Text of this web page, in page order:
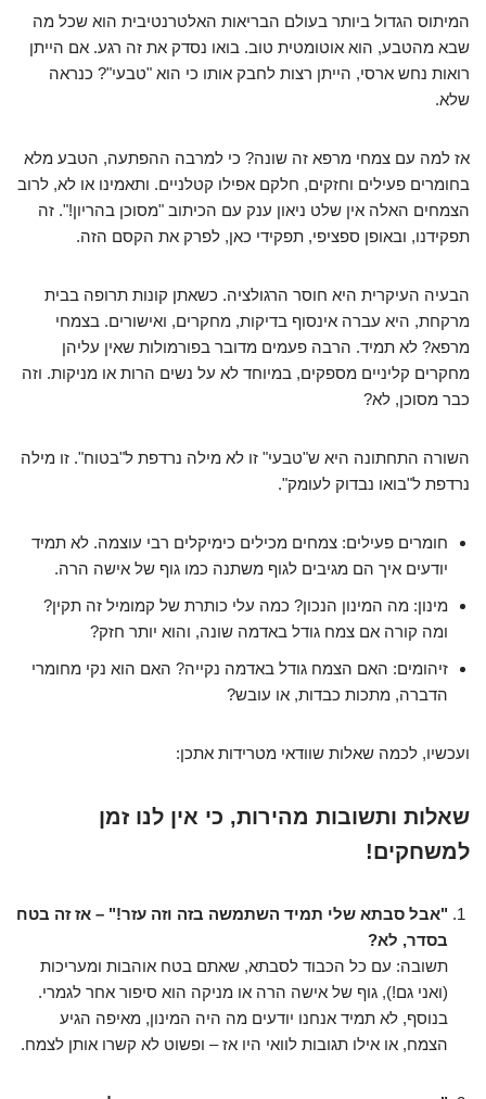
המיתוס הגדול ביותר בעולם הבריאות האלטרנטיבית הוא שכל מה
שבא מהטבע, הוא אוטומטית טוב. בואו נסדק את זה רגע. אם הייתן
רואות נחש ארסי, הייתן רצות לחבק אותו כי הוא "טבעי"? כנראה
שלא.
אז למה עם צמחי מרפא זה שונה? כי למרבה ההפתעה, הטבע מלא
בחומרים פעילים וחזקים, חלקם אפילו קטלניים. ותאמינו או לא, לרוב
הצמחים האלה אין שלט ניאון ענק עם הכיתוב "מסוכן בהריון!". זה
תפקידנו, ובאופן ספציפי, תפקידי כאן, לפרק את הקסם הזה.
הבעיה העיקרית היא חוסר הרגולציה. כשאתן קונות תרופה בבית
מרקחת, היא עברה אינסוף בדיקות, מחקרים, ואישורים. בצמחי
מרפא? לא תמיד. הרבה פעמים מדובר בפורמולות שאין עליהן
מחקרים קליניים מספקים, במיוחד לא על נשים הרות או מניקות. וזה
כבר מסוכן, לא?
השורה התחתונה היא ש"טבעי" זו לא מילה נרדפת ל"בטוח". זו מילה
נרדפת ל"בואו נבדוק לעומק".
חומרים פעילים: צמחים מכילים כימיקלים רבי עוצמה. לא תמיד
יודעים איך הם מגיבים לגוף משתנה כמו גוף של אישה הרה.
מינון: מה המינון הנכון? כמה עלי כותרת של קמומיל זה תקין?
ומה קורה אם צמח גודל באדמה שונה, והוא יותר חזק?
זיהומים: האם הצמח גודל באדמה נקייה? האם הוא נקי מחומרי
הדברה, מתכות כבדות, או עובש?
ועכשיו, לכמה שאלות שוודאי מטרידות אתכן:
שאלות ותשובות מהירות, כי אין לנו זמן
למשחקים!
"אבל סבתא שלי תמיד השתמשה בזה וזה עזר!" – אז זה בטח
בסדר, לא?
תשובה: עם כל הכבוד לסבתא, שאתם בטח אוהבות ומעריכות
(ואני גם!), גוף של אישה הרה או מניקה הוא סיפור אחר לגמרי.
בנוסף, לא תמיד אנחנו יודעים מה היה המינון, מאיפה הגיע
הצמח, או אילו תגובות לוואי היו אז – ופשוט לא קשרו אותן לצמח.